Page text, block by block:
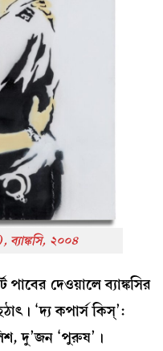
ব্যাঙ্কসি, ২০০৪
পাবের দেওয়ালে ব্যাঙ্কসির
‘দ্য কপার্স কিস্‌’:
দু’জন ‘পুরুষ’।